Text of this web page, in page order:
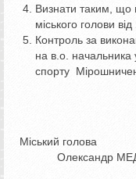
Визнати таким, що
міського голови
Контроль за
на в.о. начальника
спорту
Олександр